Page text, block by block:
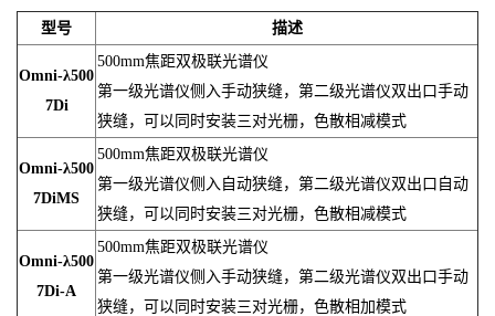
型号 描述
Omni-λ500
7Di
500mm焦距双极联光谱仪
第一级光谱仪侧入手动狭缝，第二级光谱仪双出口手动
狭缝，可以同时安装三对光栅，色散相减模式
Omni-λ500
7DiMS
500mm焦距双极联光谱仪
第一级光谱仪侧入自动狭缝，第二级光谱仪双出口自动
狭缝，可以同时安装三对光栅，色散相减模式
Omni-λ500
7Di-A
500mm焦距双极联光谱仪
第一级光谱仪侧入手动狭缝，第二级光谱仪双出口手动
狭缝，可以同时安装三对光栅，色散相加模式